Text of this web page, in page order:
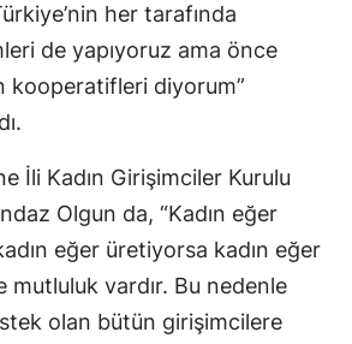
her tarafında
de yapıyoruz ama önce
kooperatifleri diyorum”
İli Kadın Girişimciler Kurulu
Olgun da, “Kadın eğer
eğer üretiyorsa kadın eğer
mutluluk vardır. Bu nedenle
olan bütün girişimcilere